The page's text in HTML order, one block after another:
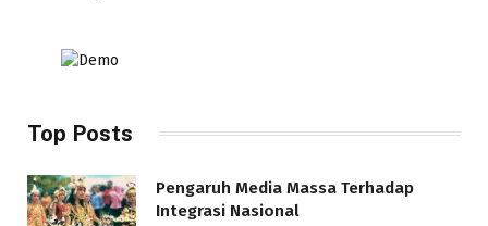
Top Posts
Pengaruh Media Massa Terhadap
Integrasi Nasional